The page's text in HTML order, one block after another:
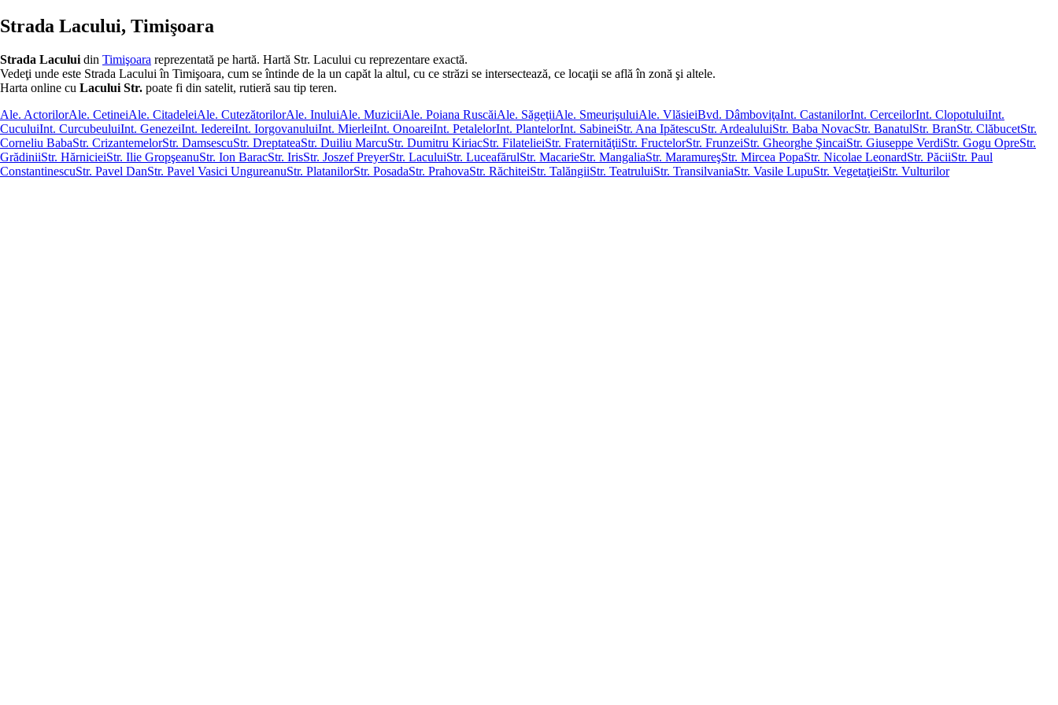
Strada Lacului, Timişoara
Strada Lacului din Timişoara reprezentată pe hartă. Hartă Str. Lacului cu reprezentare exactă.
Vedeţi unde este Strada Lacului în Timişoara, cum se întinde de la un capăt la altul, cu ce străzi se intersectează, ce locaţii se află în zonă şi altele.
Harta online cu Lacului Str. poate fi din satelit, rutieră sau tip teren.
Ale. ActorilorAle. CetineiAle. CitadeleiAle. CutezătorilorAle. InuluiAle. MuziciiAle. Poiana RuscăiAle. SăgeţiiAle. SmeurişuluiAle. VlăsieiBvd. DâmboviţaInt. CastanilorInt. CerceilorInt. ClopotuluiInt.
CuculuiInt. CurcubeuluiInt. GenezeiInt. IedereiInt. IorgovanuluiInt. MierleiInt. OnoareiInt. PetalelorInt. PlantelorInt. SabineiStr. Ana IpătescuStr. ArdealuluiStr. Baba NovacStr. BanatulStr. BranStr. ClăbucetStr.
Corneliu BabaStr. CrizantemelorStr. DamsescuStr. DreptateaStr. Duiliu MarcuStr. Dumitru KiriacStr. FilatelieiStr. FraternităţiiStr. FructelorStr. FrunzeiStr. Gheorghe ŞincaiStr. Giuseppe VerdiStr. Gogu OpreStr.
GrădiniiStr. HărnicieiStr. Ilie GropşeanuStr. Ion BaracStr. IrisStr. Joszef PreyerStr. LaculuiStr. LuceafărulStr. MacarieStr. MangaliaStr. MaramureşStr. Mircea PopaStr. Nicolae LeonardStr. PăciiStr. Paul
ConstantinescuStr. Pavel DanStr. Pavel Vasici UngureanuStr. PlatanilorStr. PosadaStr. PrahovaStr. RăchiteiStr. TalăngiiStr. TeatruluiStr. TransilvaniaStr. Vasile LupuStr. VegetaţieiStr. Vulturilor